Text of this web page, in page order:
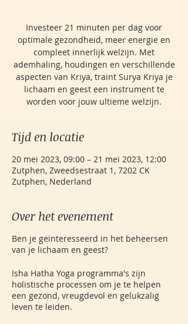
Investeer 21 minuten per dag voor
optimale gezondheid, meer energie en
compleet innerlijk welzijn. Met
ademhaling, houdingen en verschillende
aspecten van Kriya, traint Surya Kriya je
lichaam en geest een instrument te
worden voor jouw ultieme welzijn.
Tijd en locatie
20 mei 2023, 09:00 – 21 mei 2023, 12:00
Zutphen, Zweedsestraat 1, 7202 CK
Zutphen, Nederland
Over het evenement
Ben je geïnteresseerd in het beheersen
van je lichaam en geest?
Isha Hatha Yoga programma's zijn
holistische processen om je te helpen
een gezond, vreugdevol en gelukzalig
leven te leiden.